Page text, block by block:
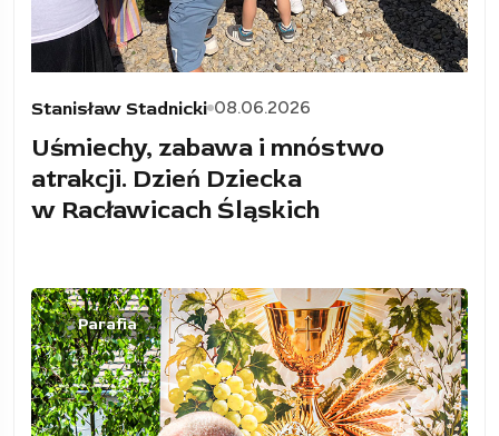
Stanisław Stadnicki 08.06.2026
Uśmiechy, zabawa i mnóstwo
atrakcji. Dzień Dziecka
w Racławicach Śląskich
Parafia